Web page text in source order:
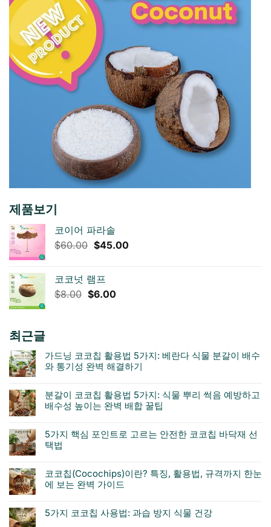
제품보기
코이어 파라솔
$60.00 원
격:
$60.00.
$45.00현
코코넛 램프
$8.00 원
$6.00현
최근글
가드닝 코코칩 활용법 5가지: 베란다 식물 분갈이 배수
와 통기성 완벽 해결하기
분갈이 코코칩 활용법 5가지: 식물 뿌리 썩음 예방하고
배수성 높이는 완벽 배합 꿀팁
5가지 핵심 포인트로 고르는 안전한 코코칩 바닥재 선
택법
코코칩(Cocochips)이란? 특징, 활용법, 규격까지 한눈
에 보는 완벽 가이드
5가지 코코칩 사용법: 과습 방지 식물 건강